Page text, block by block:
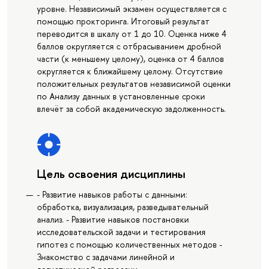
уровне. Независимый экзамен осуществляется с
помощью прокторинга. Итоговый результат
переводится в шкалу от 1 до 10. Оценка ниже 4
баллов округляется с отбрасыванием дробной
части (к меньшему целому), оценка от 4 баллов
округляется к ближайшему целому. Отсутствие
положительных результатов независимой оценки
по Анализу данных в установленные сроки
влечёт за собой академическую задолженность.
Цель освоения дисциплины
- Развитие навыков работы с данными:
обработка, визуализация, разведывательный
анализ. - Развитие навыков постановки
исследовательской задачи и тестирования
гипотез с помощью количественных методов -
Знакомство с задачами линейной и